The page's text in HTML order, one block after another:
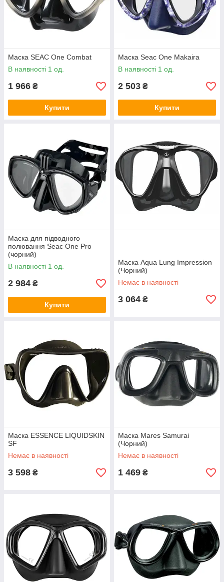
Маска SEAC One Combat
В наявності 1 од.
1 966 ₴
Купити
Маска Seac One Makaira
В наявності 1 од.
2 503 ₴
Купити
Маска для підводного
полювання Seac One Pro
(чорний)
В наявності 1 од.
2 984 ₴
Купити
Маска Aqua Lung Impression
(Чорний)
Немає в наявності
3 064 ₴
Маска ESSENCE LIQUIDSKIN
SF
Немає в наявності
3 598 ₴
Маска Mares Samurai
(Чорний)
Немає в наявності
1 469 ₴